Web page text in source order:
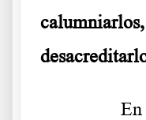
En